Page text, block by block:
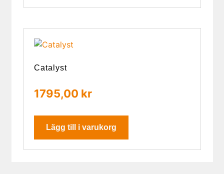
Catalyst
1795,00 kr
Lägg till i varukorg